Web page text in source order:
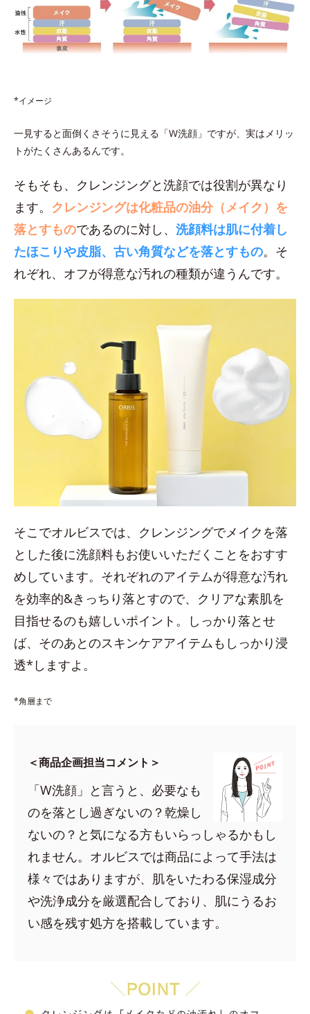
*イメージ
一見すると面倒くさそうに見える「W洗顔」ですが、実はメリッ
トがたくさんあるんです。
そもそも、クレンジングと洗顔では役割が異なり
ます。 クレンジングは化粧品の油分（メイク）を
落とすものであるのに対し、 洗顔料は肌に付着し
たほこりや皮脂、古い角質などを落とすもの。そ
れぞれ、オフが得意な汚れの種類が違うんです。
そこでオルビスでは、クレンジングでメイクを落
とした後に洗顔料もお使いいただくことをおすす
めしています。それぞれのアイテムが得意な汚れ
を効率的&きっちり落とすので、クリアな素肌を
目指せるのも嬉しいポイント。しっかり落とせ
ば、そのあとのスキンケアアイテムもしっかり浸
透*しますよ。
*角層まで
＜商品企画担当コメント＞
「W洗顔」と言うと、必要なも
のを落とし過ぎないの？乾燥し
ないの？と気になる方もいらっしゃるかもし
れません。オルビスでは商品によって手法は
様々ではありますが、肌をいたわる保湿成分
や洗浄成分を厳選配合しており、肌にうるお
い感を残す処方を搭載しています。